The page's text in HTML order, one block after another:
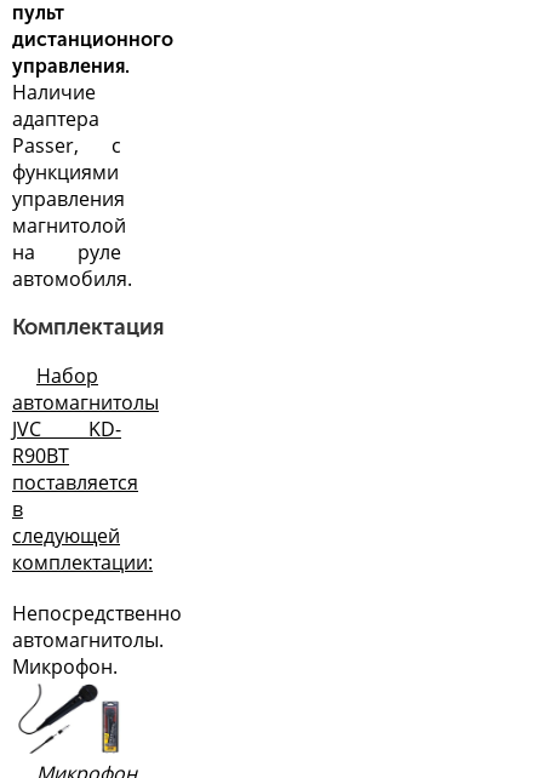
пульт
дистанционного
управления.
Наличие
адаптера
Passer, с
функциями
управления
магнитолой
на руле
автомобиля.
Комплектация
Набор
автомагнитолы
JVC KD-
R90BT
поставляется
в
следующей
комплектации:
Непосредственно
автомагнитолы.
Микрофон.